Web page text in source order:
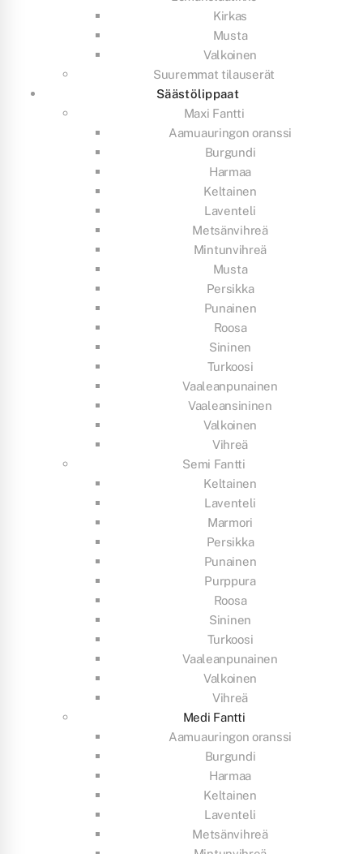
Kirkas
Musta
Valkoinen
Suuremmat tilauserät
Säästölippaat
Maxi Fantti
Aamuauringon oranssi
Burgundi
Harmaa
Keltainen
Laventeli
Metsänvihreä
Mintunvihreä
Musta
Persikka
Punainen
Roosa
Sininen
Turkoosi
Vaaleanpunainen
Vaaleansininen
Valkoinen
Vihreä
Semi Fantti
Keltainen
Laventeli
Marmori
Persikka
Punainen
Purppura
Roosa
Sininen
Turkoosi
Vaaleanpunainen
Valkoinen
Vihreä
Medi Fantti
Aamuauringon oranssi
Burgundi
Harmaa
Keltainen
Laventeli
Metsänvihreä